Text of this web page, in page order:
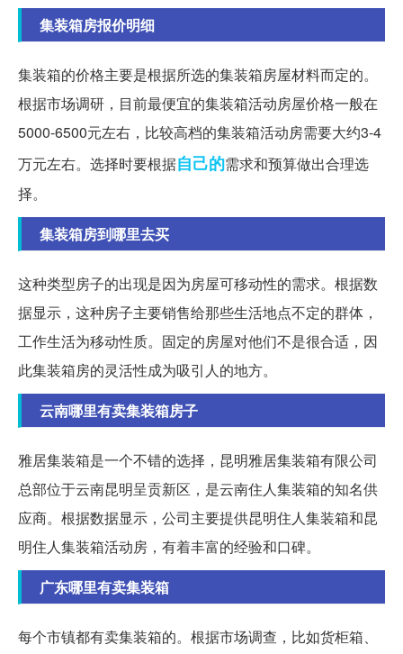
集装箱房报价明细
集装箱的价格主要是根据所选的集装箱房屋材料而定的。
根据市场调研，目前最便宜的集装箱活动房屋价格一般在
5000-6500元左右，比较高档的集装箱活动房需要大约3-4
万元左右。选择时要根据自己的需求和预算做出合理选
择。
集装箱房到哪里去买
这种类型房子的出现是因为房屋可移动性的需求。根据数
据显示，这种房子主要销售给那些生活地点不定的群体，
工作生活为移动性质。固定的房屋对他们不是很合适，因
此集装箱房的灵活性成为吸引人的地方。
云南哪里有卖集装箱房子
雅居集装箱是一个不错的选择，昆明雅居集装箱有限公司
总部位于云南昆明呈贡新区，是云南住人集装箱的知名供
应商。根据数据显示，公司主要提供昆明住人集装箱和昆
明住人集装箱活动房，有着丰富的经验和口碑。
广东哪里有卖集装箱
每个市镇都有卖集装箱的。根据市场调查，比如货柜箱、